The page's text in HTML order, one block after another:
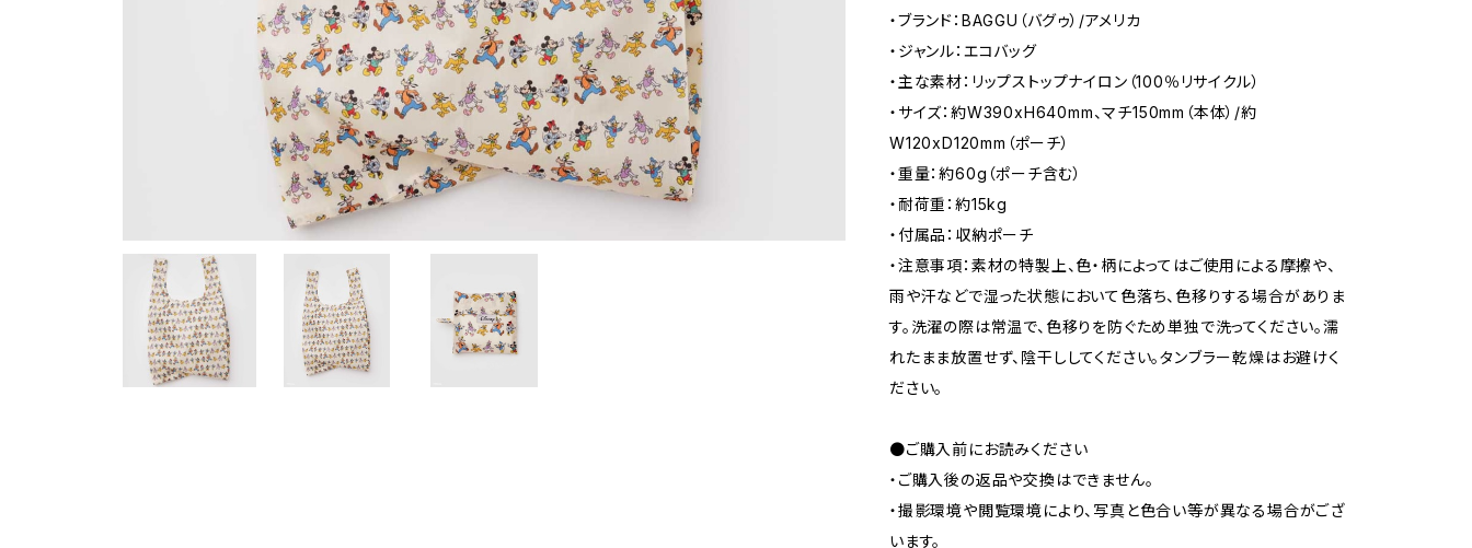
・ブランド：BAGGU（バグゥ）/アメリカ
・ジャンル：エコバッグ
・主な素材：リップストップナイロン（100％リサイクル）
・サイズ：約W390xH640mm、マチ150mm（本体）/約
W120xD120mm（ポーチ）
・重量：約60g（ポーチ含む）
・耐荷重：約15kg
・付属品：収納ポーチ
・注意事項：素材の特製上、色・柄によってはご使用による摩擦や、
雨や汗などで湿った状態において色落ち、色移りする場合がありま
す。洗濯の際は常温で、色移りを防ぐため単独で洗ってください。濡
れたまま放置せず、陰干ししてください。タンブラー乾燥はお避けく
ださい。
●ご購入前にお読みください
・ご購入後の返品や交換はできません。
・撮影環境や閲覧環境により、写真と色合い等が異なる場合がござ
います。